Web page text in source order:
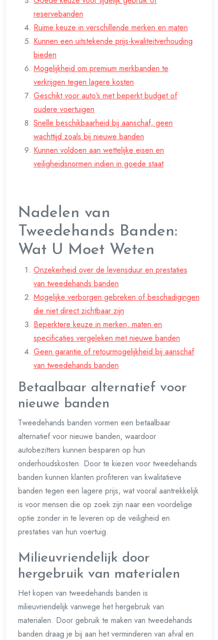
reservebanden
Ruime keuze in verschillende merken en maten
Kunnen een uitstekende prijs-kwaliteitverhouding
bieden
Mogelijkheid om premium merkbanden te
verkrijgen tegen lagere kosten
Geschikt voor auto’s met beperkt budget of
oudere voertuigen
Snelle beschikbaarheid bij aanschaf, geen
wachttijd zoals bij nieuwe banden
Kunnen voldoen aan wettelijke eisen en
veiligheidsnormen indien in goede staat
Nadelen van
Tweedehands Banden:
Wat U Moet Weten
Onzekerheid over de levensduur en prestaties
van tweedehands banden
Mogelijke verborgen gebreken of beschadigingen
die niet direct zichtbaar zijn
Beperktere keuze in merken, maten en
specificaties vergeleken met nieuwe banden
Geen garantie of retourmogelijkheid bij aanschaf
van tweedehands banden
Betaalbaar alternatief voor
nieuwe banden
Tweedehands banden vormen een betaalbaar
alternatief voor nieuwe banden, waardoor
autobezitters kunnen besparen op hun
onderhoudskosten. Door te kiezen voor tweedehands
banden kunnen klanten profiteren van kwalitatieve
banden tegen een lagere prijs, wat vooral aantrekkelijk
is voor mensen die op zoek zijn naar een voordelige
optie zonder in te leveren op de veiligheid en
prestaties van hun voertuig.
Milieuvriendelijk door
hergebruik van materialen
Het kopen van tweedehands banden is
milieuvriendelijk vanwege het hergebruik van
materialen. Door gebruik te maken van tweedehands
banden draag je bij aan het verminderen van afval en